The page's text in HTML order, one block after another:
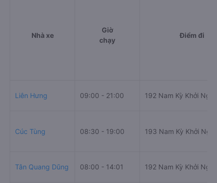
Nhà xe
Giờ
chạy
Điểm đi
Liên Hưng 09:00 - 21:00 192 Nam Kỳ Khởi
Cúc Tùng 08:30 - 19:00 193 Nam Kỳ Khởi
Tân Quang Dũng 08:00 - 14:01 192 Nam Kỳ Khởi